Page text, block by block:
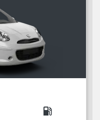
local_gas_station